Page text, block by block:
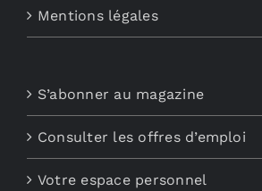
Mentions légales
S’abonner au magazine
Consulter les offres d’emploi
Votre espace personnel